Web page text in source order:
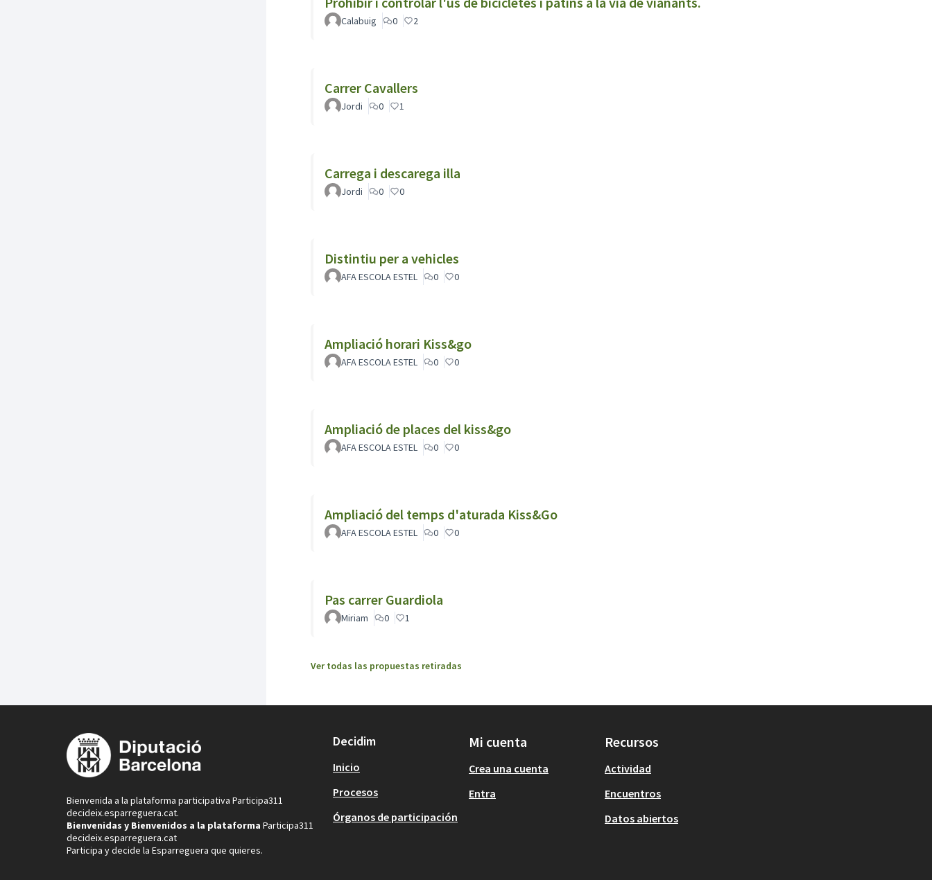
Calabuig 0 2
Carrer Cavallers
Jordi 0 1
Carrega i descarega illa
Jordi 0 0
Distintiu per a vehicles
AFA ESCOLA ESTEL 0 0
Ampliació horari Kiss&go
AFA ESCOLA ESTEL 0 0
Ampliació de places del kiss&go
AFA ESCOLA ESTEL 0 0
Ampliació del temps d'aturada Kiss&Go
AFA ESCOLA ESTEL 0 0
Pas carrer Guardiola
Miriam 0 1
Ver todas las propuestas retiradas
Bienvenida a la plataforma participativa Participa311
decideix.esparreguera.cat.
Bienvenidas y Bienvenidos a la plataforma Participa311
decideix.esparreguera.cat
Participa y decide la Esparreguera que quieres.
Decidim
Inicio
Procesos
Órganos de participación
Mi cuenta
Crea una cuenta
Entra
Recursos
Actividad
Encuentros
Datos abiertos